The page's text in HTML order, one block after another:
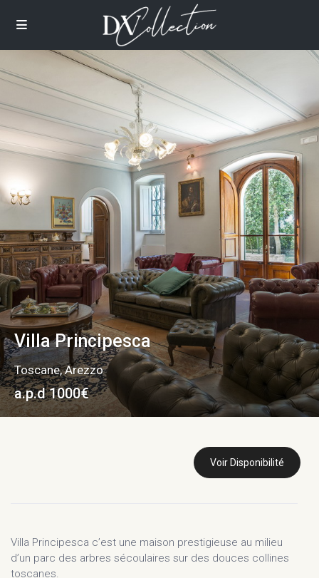
Villa Principesca
Toscane,Arezzo
a.p.d 1000€
Voir Disponibilité
Villa Principesca c’est une maison prestigieuse au milieu
d’un parc des arbres sécoulaires sur des douces collines
toscanes.